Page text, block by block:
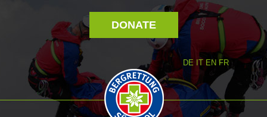
DONATE
DE IT EN FR